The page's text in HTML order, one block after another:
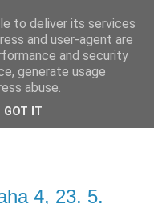
4, 23. 5.
to deliver its services
and user-agent are
and security
generate usage
abuse.
GOT IT